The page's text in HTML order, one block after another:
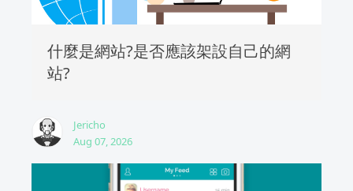
什麼是網站?是否應該架設自己的網
站?
Jericho
Aug 07, 2026